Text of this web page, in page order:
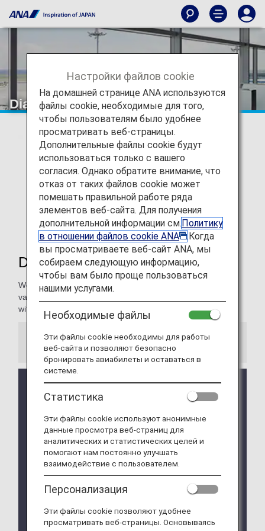
Diamond Service Member
Diamond Service Member Benefits
We're pleased to present our Diamond Members with a
variety of services, making every moment of your journey
with ANA extraordinary and rewarding.
Information
We will be updating the ANA Super Flyers Card
service starting in April 2028.
the ANA Super Flyers Card System.
The Upgrade Points service for Premium Members
and Super Flyers primary members will end as of
FY2026. For details, please see the information
regarding theTermination of the Upgrade Points
service.
The priority reservation service for Haneda Airport
parking lots will be discontinued from September
Настройки файлов cookie
На домашней странице ANA используются
файлы cookie, необходимые для того,
чтобы пользователям было удобнее
просматривать веб-страницы.
Дополнительные файлы cookie будут
использоваться только с вашего
согласия. Однако обратите внимание, что
отказ от таких файлов cookie может
помешать правильной работе ряда
элементов веб-сайта. Для получения
дополнительной информации см.Политику
в отношении файлов cookie ANA
.Когда
вы просматриваете веб-сайт ANA, мы
собираем следующую информацию,
чтобы вам было проще пользоваться
нашими услугами.
Необходимые файлы
Эти файлы cookie необходимы для работы
веб-сайта и позволяют безопасно
бронировать авиабилеты и оставаться в
системе.
Статистика
Эти файлы cookie используют анонимные
данные просмотра веб-страниц для
аналитических и статистических целей и
помогают нам постоянно улучшать
взаимодействие с пользователем.
Персонализация
Эти файлы cookie позволяют удобнее
просматривать веб-страницы. Основываясь